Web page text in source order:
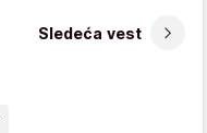
Sledeća vest